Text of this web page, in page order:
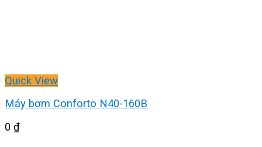
Quick View
Máy bơm Conforto N40-160B
0 ₫